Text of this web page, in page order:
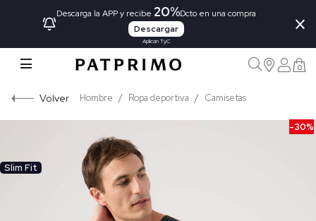
Descarga la APP y recibe 20%Dcto en una compra
Descargar
Aplican TyC
×
0
Volver Hombre Ropa deportiva Camisetas
-30%
Slim Fit